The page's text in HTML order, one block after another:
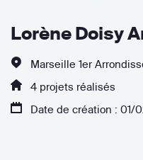
Lorène Doisy
Marseille 1er
4 projets réalisés
Date de création : 01/